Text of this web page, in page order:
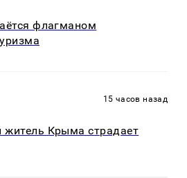
флагманом
15 часов назад
Крыма страдает